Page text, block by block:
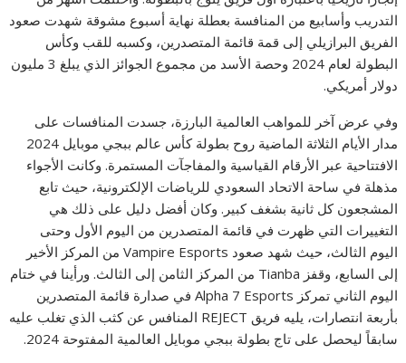
التدريب وأسابيع من المنافسة بعطلة نهاية أسبوع مشوقة شهدت صعود
الفريق البرازيلي إلى قمة قائمة المتصدرين، وكسبه للقب وكأس
البطولة لعام 2024 وحصة الأسد من مجموع الجوائز الذي يبلغ 3 مليون
دولار أمريكي.
وفي عرض آخر للمواهب العالمية البارزة، جسدت المنافسات على
مدار الأيام الثلاثة الماضية روح بطولة كأس عالم ببجي موبايل 2024
الافتتاحية عبر الأرقام القياسية والمفاجآت المستمرة. وكانت الأجواء
مذهلة في ساحة الاتحاد السعودي للرياضات الإلكترونية، حيث تابع
المشجعون كل ثانية بشغف كبير. وكان أفضل دليل على ذلك هي
التغييرات التي ظهرت في قائمة المتصدرين من اليوم الأول وحتى
اليوم الثالث، حيث شهد صعود Vampire Esports من المركز الأخير
إلى السابع، وقفز Tianba من المركز الثامن إلى الثالث. ورأينا في ختام
اليوم الثاني تمركز Alpha 7 Esports في صدارة قائمة المتصدرين
بأربعة انتصارات، يليه فريق REJECT المنافس عن كثب الذي تغلب عليه
سابقاً ليحصل على تاج بطولة ببجي موبايل العالمية المفتوحة 2024.